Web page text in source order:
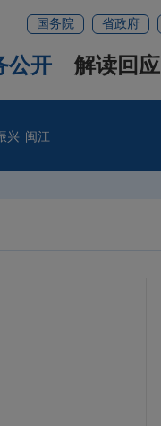
国务院 省政府
公开 解读回应
兴 闽江